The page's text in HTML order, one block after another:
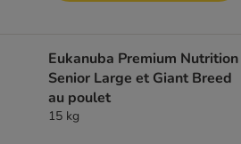
Eukanuba Premium Nutrition
Senior Large et Giant Breed
au poulet
15 kg